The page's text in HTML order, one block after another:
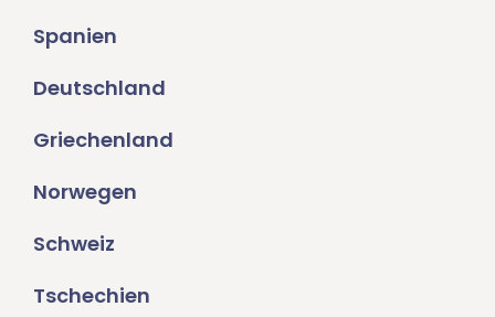
Spanien
Deutschland
Griechenland
Norwegen
Schweiz
Tschechien